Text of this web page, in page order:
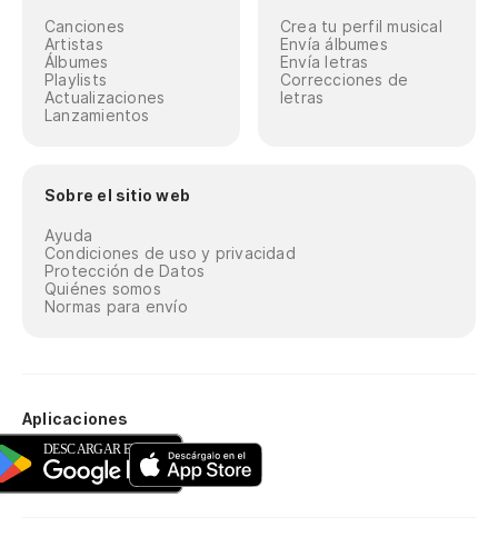
Canciones
Artistas
Álbumes
Playlists
Actualizaciones
Lanzamientos
Crea tu perfil musical
Envía álbumes
Envía letras
Correcciones de
letras
Sobre el sitio web
Ayuda
Condiciones de uso y privacidad
Protección de Datos
Quiénes somos
Normas para envío
Aplicaciones